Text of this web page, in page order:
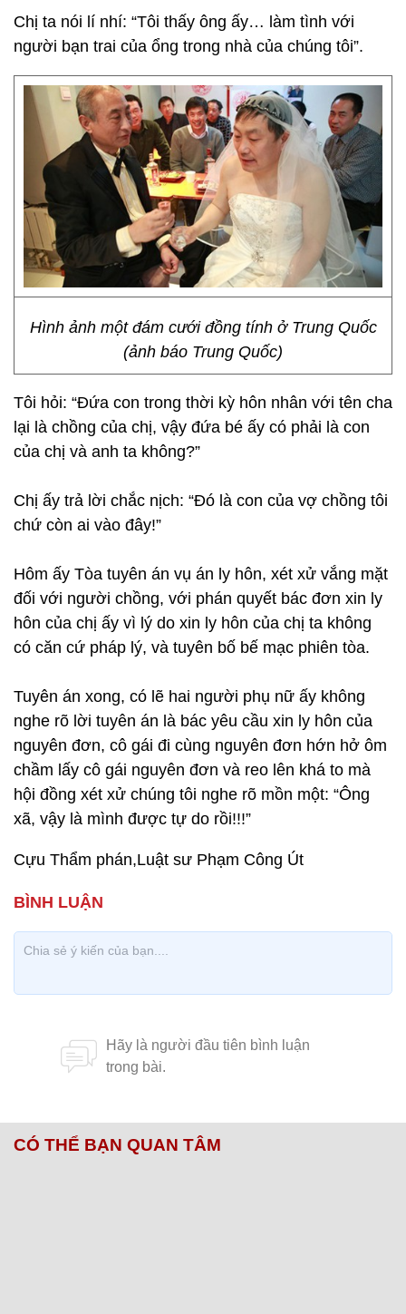
Chị ta nói lí nhí: “Tôi thấy ông ấy… làm tình với
người bạn trai của ổng trong nhà của chúng tôi”.
Hình ảnh một đám cưới đồng tính ở Trung Quốc
(ảnh báo Trung Quốc)
Tôi hỏi: “Đứa con trong thời kỳ hôn nhân với tên cha
lại là chồng của chị, vậy đứa bé ấy có phải là con
của chị và anh ta không?”
Chị ấy trả lời chắc nịch: “Đó là con của vợ chồng tôi
chứ còn ai vào đây!”
Hôm ấy Tòa tuyên án vụ án ly hôn, xét xử vắng mặt
đối với người chồng, với phán quyết bác đơn xin ly
hôn của chị ấy vì lý do xin ly hôn của chị ta không
có căn cứ pháp lý, và tuyên bố bế mạc phiên tòa.
Tuyên án xong, có lẽ hai người phụ nữ ấy không
nghe rõ lời tuyên án là bác yêu cầu xin ly hôn của
nguyên đơn, cô gái đi cùng nguyên đơn hớn hở ôm
chầm lấy cô gái nguyên đơn và reo lên khá to mà
hội đồng xét xử chúng tôi nghe rõ mồn một: “Ông
xã, vậy là mình được tự do rồi!!!”
Cựu Thẩm phán,Luật sư Phạm Công Út
CÓ THỂ BẠN QUAN TÂM